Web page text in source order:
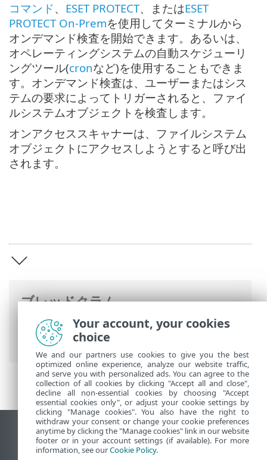
ブレッドクラム
ESETオンラインヘルプ>ESET Endpoint
Antivirus for Linux
コマンド、 ESET PROTECT、またはESET
PROTECT On-Premを使用してターミナルから
オンデマンド検査を開始できます。あるいは、
オペレーティングシステムの自動スケジューリ
ングツール(cronなど)を使用することもできま
す。オンデマンド検査は、ユーザーまたはシス
テムの要求によってトリガーされると、ファイ
ルシステムオブジェクトを検査します。
オンアクセススキャナーは、ファイルシステム
オブジェクトにアクセスしようとすると呼び出
されます。
デスクトップサイトの表示
End of Life
Your account, your cookies
choice
We and our partners use cookies to give you the best
optimized online experience, analyze our website traffic,
and serve you with personalized ads. You can agree to the
collection of all cookies by clicking "Accept all and close",
decline all non-essential cookies by choosing "Accept
essential cookies only", or adjust your cookie settings by
clicking "Manage cookies". You also have the right to
withdraw your consent or change your cookie preferences
anytime by clicking the "Manage cookies" link in our website
footer or in your account settings (if available). For more
information, see ourCookie Policy.